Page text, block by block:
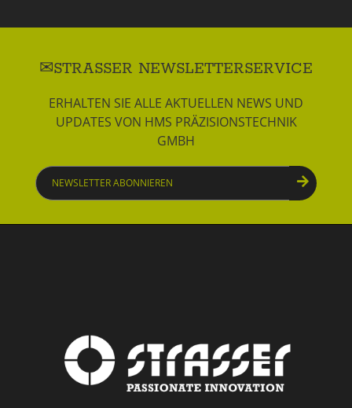
STRASSER NEWSLETTERSERVICE
ERHALTEN SIE ALLE AKTUELLEN NEWS UND
UPDATES VON HMS PRÄZISIONSTECHNIK
GMBH